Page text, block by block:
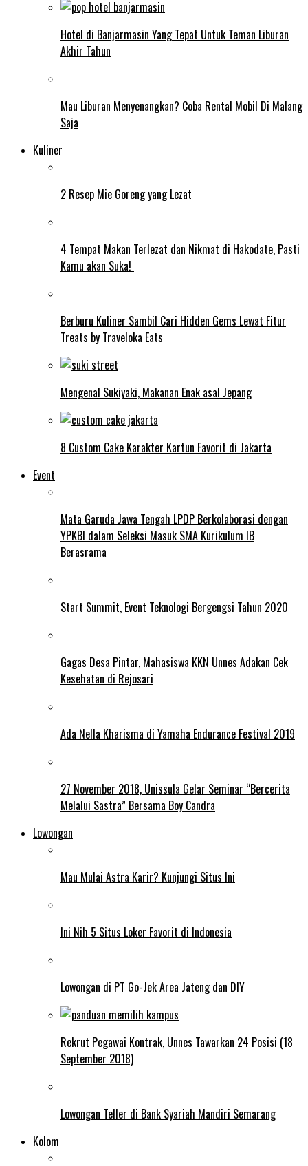
Hotel di Banjarmasin Yang Tepat Untuk Teman Liburan
Akhir Tahun
Mau Liburan Menyenangkan? Coba Rental Mobil Di Malang
Saja
Kuliner
2 Resep Mie Goreng yang Lezat
4 Tempat Makan Terlezat dan Nikmat di Hakodate, Pasti
Kamu akan Suka!
Berburu Kuliner Sambil Cari Hidden Gems Lewat Fitur
Treats by Traveloka Eats
Mengenal Sukiyaki, Makanan Enak asal Jepang
8 Custom Cake Karakter Kartun Favorit di Jakarta
Event
Mata Garuda Jawa Tengah LPDP Berkolaborasi dengan
YPKBI dalam Seleksi Masuk SMA Kurikulum IB
Berasrama
Start Summit, Event Teknologi Bergengsi Tahun 2020
Gagas Desa Pintar, Mahasiswa KKN Unnes Adakan Cek
Kesehatan di Rejosari
Ada Nella Kharisma di Yamaha Endurance Festival 2019
27 November 2018, Unissula Gelar Seminar “Bercerita
Melalui Sastra” Bersama Boy Candra
Lowongan
Mau Mulai Astra Karir? Kunjungi Situs Ini
Ini Nih 5 Situs Loker Favorit di Indonesia
Lowongan di PT Go-Jek Area Jateng dan DIY
Rekrut Pegawai Kontrak, Unnes Tawarkan 24 Posisi (18
September 2018)
Lowongan Teller di Bank Syariah Mandiri Semarang
Kolom